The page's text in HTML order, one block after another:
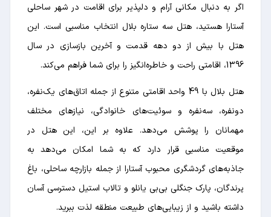
اگر به دنبال مکانی آرام و دلپذیر برای اقامت در شهر ساحلی
آستارا هستید، هتل سه ستاره بلال انتخاب مناسبی است. این
هتل با بیش از دو دهه قدمت و آخرین بازسازی در سال
1396، اقامتی راحت و خاطره‌انگیز را برای شما فراهم می‌کند.
هتل بلال با 49 واحد اقامتی متنوع از جمله اتاق‌های یک‌نفره،
دو‌نفره، سه‌نفره و سوئیت‌های خانوادگی، نیازهای مختلف
مهمانان را پوشش می‌دهد. علاوه بر این، این هتل در
موقعیت مناسبی قرار دارد که به شما امکان می‌دهد به
جاذبه‌های گردشگری محبوب آستارا از جمله بازارچه ساحلی، باغ
پرندگان، پارک جنگلی بی‌بی یانلو و تالاب استیل دسترسی آسان
داشته باشید و از زیبایی‌های طبیعت منطقه لذت ببرید.